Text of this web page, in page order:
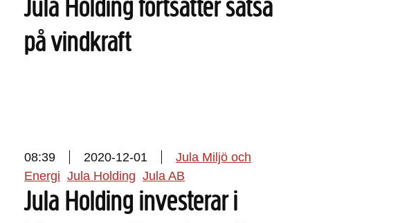
Jula Holding fortsätter satsa
på vindkraft
08:39 2020-12-01
Jula Miljö och
Energi Jula Holding Jula AB
Jula Holding investerar i